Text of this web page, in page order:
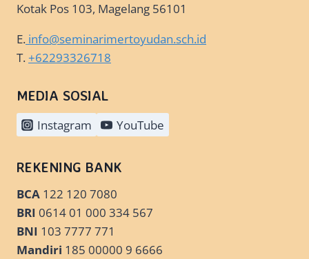
Kotak Pos 103, Magelang 56101
E. info@seminarimertoyudan.sch.id
T.+62293326718
MEDIA SOSIAL
Instagram YouTube
REKENING BANK
BCA 122 120 7080
BRI 0614 01 000 334 567
BNI 103 7777 771
Mandiri 185 00000 9 6666